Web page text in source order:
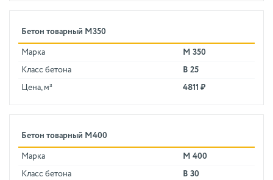
Бетон товарный М350
Марка М 350
Класс бетона В 25
Цена, м³ 4811 ₽
Бетон товарный М400
Марка М 400
Класс бетона В 30